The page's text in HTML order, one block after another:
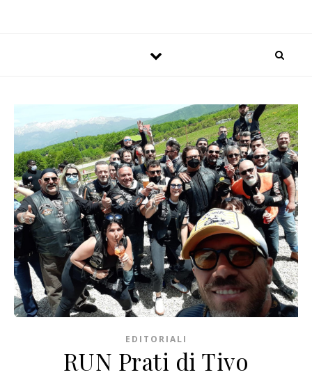
EDITORIALI
RUN Prati di Tivo